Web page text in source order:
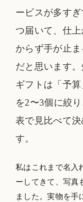
ービスが多す
つ届いて、仕
からず手が止
だと思います
ギフトは「予
を2〜3個に絞
表で見比べて
す。
私はこれまで名入
ーしてきて、写真
ました。実物を手